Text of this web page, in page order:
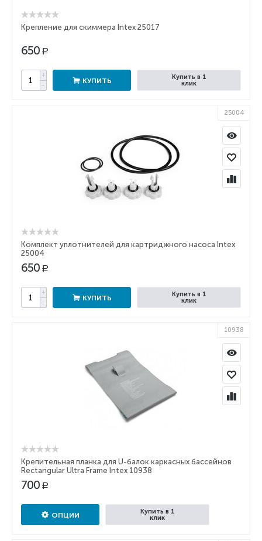
Крепление для скиммера Intex 25017
650 Р
+
−
КУПИТЬ
Купить в 1
клик
25004
Комплект уплотнителей для картриджного насоса Intex
25004
650 Р
+
−
КУПИТЬ
Купить в 1
клик
10938
Крепительная планка для U-балок каркасных бассейнов
Rectangular Ultra Frame Intex 10938
700 Р
ОПЦИИ
Купить в 1
клик